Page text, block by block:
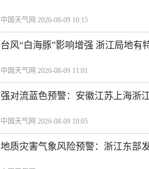
中国天气网 2026-08-09 10:15
台风“白海豚”影响增强 浙江局地有
中国天气网 2026-08-09 11:01
强对流蓝色预警：安徽江苏上海浙
中国天气网 2026-08-09 10:05
地质灾害气象风险预警：浙江东部